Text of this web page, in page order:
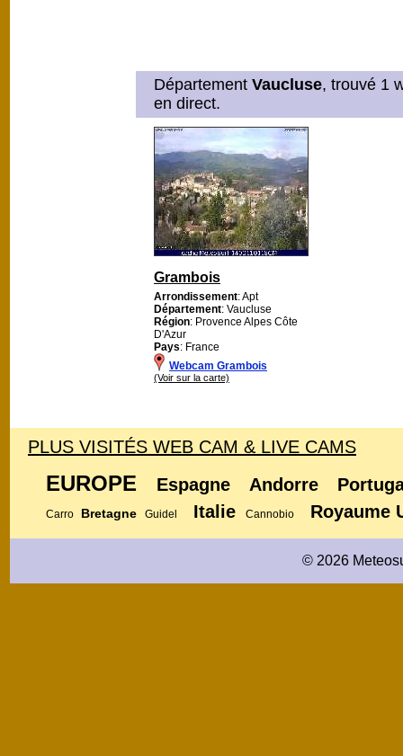
Département Vaucluse, trouvé 1
en direct.
Grambois
Arrondissement: Apt
Département: Vaucluse
Région: Provence Alpes Côte
D'Azur
Pays: France
Webcam Grambois
(Voir sur la carte)
PLUS VISITÉS WEB CAM & LIVE CAMS
EUROPE Espagne Andorre
Carro Bretagne Guidel Italie Cannobio Royaume
© 2026